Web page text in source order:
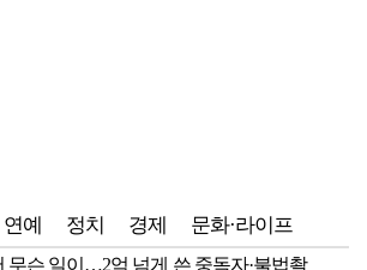
연예 정치 경제 문화·라이프